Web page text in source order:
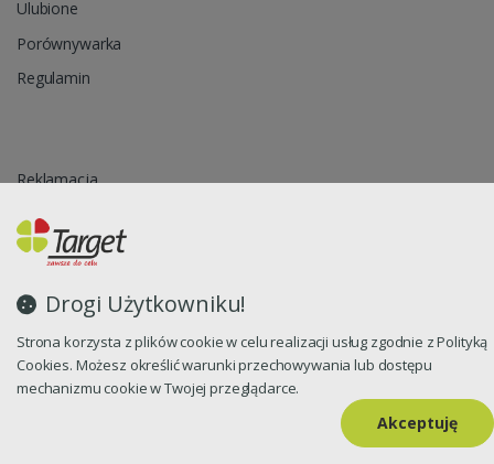
Drogi Użytkowniku!
Strona korzysta z plików cookie w celu realizacji usług zgodnie z Polityką
Cookies. Możesz określić warunki przechowywania lub dostępu
mechanizmu cookie w Twojej przeglądarce.
Akceptuję
Ulubione
Porównywarka
Regulamin
Reklamacja
Zapytanie ofertowe
Blog
Oprogramowanie sklepu internetowego dostarczaCStore.pl